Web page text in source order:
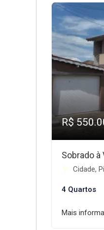
R$
Sobrado à
Cidade,
4 Quartos
Mais